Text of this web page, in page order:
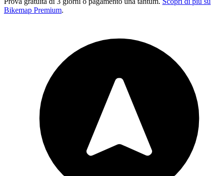
Bikemap Premium.